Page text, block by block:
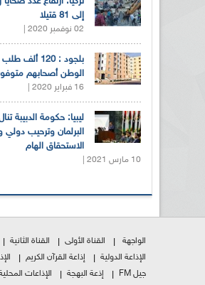
إلى 81 قتيلا
02 نوفمبر 2020 |
بلجود : 120
الوطن أصحابهم
16 فبراير 2020 |
ليبيا: حكومة الدبيبة
البرلمان وترحيب دولي
الاستحقاق الهام
10 مارس 2021 |
الواجهة القناة الأولى القناة الثانية
الإذاعة الدولية
إذاعة القرآن الكريم
جيل FM
إذعة البهجة
الإذاعات